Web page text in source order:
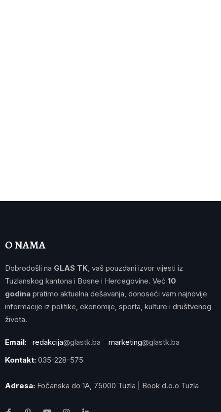
O NAMA
Dobrodošli na GLAS TK , vaš pouzdani izvor vijesti iz
Tuzlanskog kantona i Bosne i Hercegovine. Već 10
godina pratimo aktuelna dešavanja, donoseći vam najnovije
informacije iz politike, ekonomije, sporta, kulture i društvenog
života.
Email: redakcija@glastk.ba marketing@glastk.ba
Kontakt: 035-228-575
Adresa: Fočanska do 1A, 75000 Tuzla | Book d.o.o Tuzla